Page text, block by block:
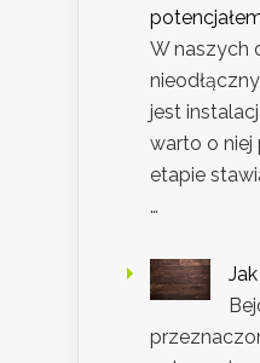
W naszych
jest
warto o niej
etapie
…